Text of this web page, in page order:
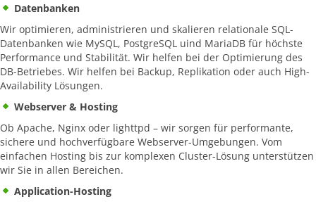
Datenbanken
Wir optimieren, administrieren und skalieren relationale SQL-
Datenbanken wie MySQL, PostgreSQL uind MariaDB für höchste
Performance und Stabilität. Wir helfen bei der Optimierung des
DB-Betriebes. Wir helfen bei Backup, Replikation oder auch High-
Availability Lösungen.
Webserver & Hosting
Ob Apache, Nginx oder lighttpd – wir sorgen für performante,
sichere und hochverfügbare Webserver-Umgebungen. Vom
einfachen Hosting bis zur komplexen Cluster-Lösung unterstützen
wir Sie in allen Bereichen.
Application-Hosting